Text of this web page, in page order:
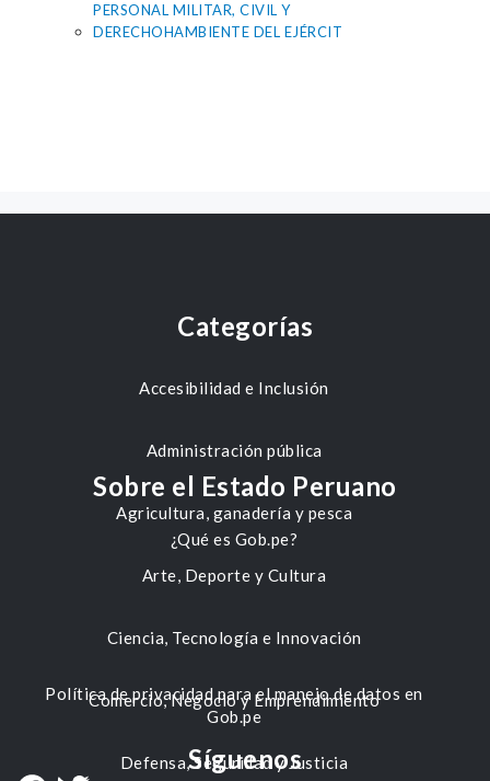
PERSONAL MILITAR, CIVIL Y
DERECHOHAMBIENTE DEL EJÉRCIT
Categorías
Accesibilidad e Inclusión
Administración pública
Agricultura, ganadería y pesca
Arte, Deporte y Cultura
Ciencia, Tecnología e Innovación
Comercio, Negocio y Emprendimiento
Defensa, Seguridad y Justicia
Sobre el Estado Peruano
¿Qué es Gob.pe?
Política de privacidad para el manejo de datos en
Gob.pe
Síguenos